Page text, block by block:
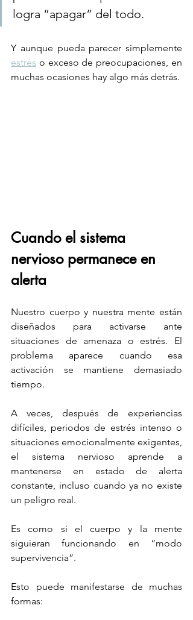
logra “apagar” del todo.
estrés o exceso de preocupaciones, en
muchas ocasiones hay algo más detrás.
Cuando el sistema
nervioso permanece en
alerta
Nuestro cuerpo y nuestra mente están
diseñados para activarse ante
situaciones de amenaza o estrés. El
problema aparece cuando esa
activación se mantiene demasiado
tiempo.
A veces, después de experiencias
difíciles, periodos de estrés intenso o
situaciones emocionalmente exigentes,
el sistema nervioso aprende a
mantenerse en estado de alerta
constante, incluso cuando ya no existe
un peligro real.
Es como si el cuerpo y la mente
siguieran funcionando en “modo
supervivencia”.
Esto puede manifestarse de muchas
formas: